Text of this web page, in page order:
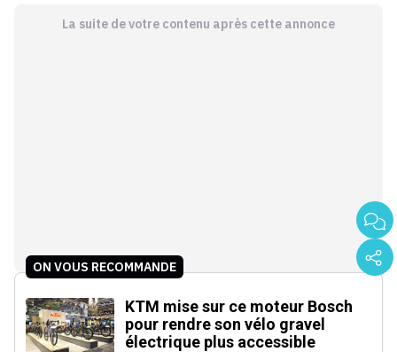
La suite de votre contenu après cette annonce
ON VOUS RECOMMANDE
KTM mise sur ce moteur Bosch
pour rendre son vélo gravel
électrique plus accessible